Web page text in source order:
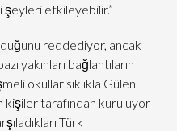
etkileyebilir.”
reddediyor, ancak
yakınları bağlantıların
okullar sıklıkla Gülen
kişiler tarafından kuruluyor
Türk